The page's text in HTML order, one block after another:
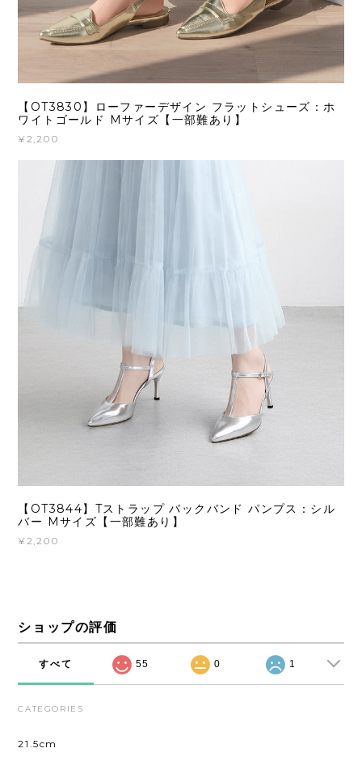
【OT3830】ローファーデザイン フラットシューズ：ホ
ワイトゴールド Mサイズ【一部難あり】
¥2,200
【OT3844】Tストラップ バックバンド パンプス：シル
バー Mサイズ【一部難あり】
¥2,200
ショップの評価
すべて 55 0 1
CATEGORIES
21.5cm